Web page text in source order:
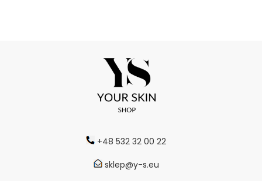
+48 532 32 00 22
sklep@y-s.eu